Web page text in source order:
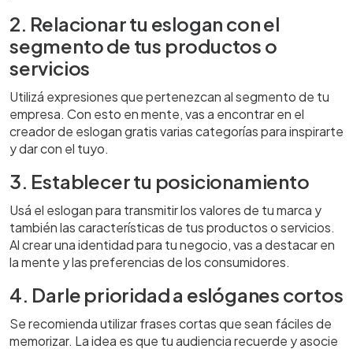
2. Relacionar tu eslogan con el
segmento de tus productos o
servicios
Utilizá expresiones que pertenezcan al segmento de tu
empresa. Con esto en mente, vas a encontrar en el
creador de eslogan gratis varias categorías para inspirarte
y dar con el tuyo.
3. Establecer tu posicionamiento
Usá el eslogan para transmitir los valores de tu marca y
también las características de tus productos o servicios.
Al crear una identidad para tu negocio, vas a destacar en
la mente y las preferencias de los consumidores.
4. Darle prioridad a eslóganes cortos
Se recomienda utilizar frases cortas que sean fáciles de
memorizar. La idea es que tu audiencia recuerde y asocie